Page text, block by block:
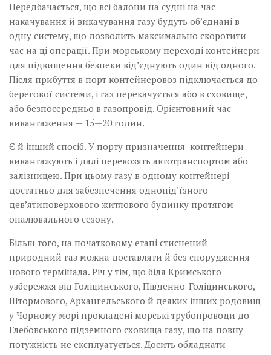
Передбачається, що всі балони на судні на час
накачування й викачування газу будуть об’єднані в
одну систему, що дозволить максимально скоротити
час на ці операції. При морському переході контейнери
для підвищення безпеки від’єднують один від одного.
Після прибуття в порт контейнеровоз підключається до
берегової системи, і газ перекачується або в сховище,
або безпосередньо в газопровід. Орієнтовний час
вивантаження — 15—20 годин.
Є й інший спосіб. У порту призначення контейнери
вивантажують і далі перевозять автотранспортом або
залізницею. При цьому газу в одному контейнері
достатньо для забезпечення однопід’їзного
дев’ятиповерхового житлового будинку протягом
опалювального сезону.
Більш того, на початковому етапі стиснений
природний газ можна доставляти й без спорудження
нового термінала. Річ у тім, що біля Кримського
узбережжя від Голіцинського, Південно-Голіцинського,
Штормового, Архангельського й деяких інших родовищ
у Чорному морі прокладені морські трубопроводи до
Глебовського підземного сховища газу, що на повну
потужність не експлуатується. Досить обладнати